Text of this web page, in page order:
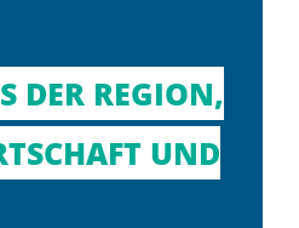
DER REGION,
UND